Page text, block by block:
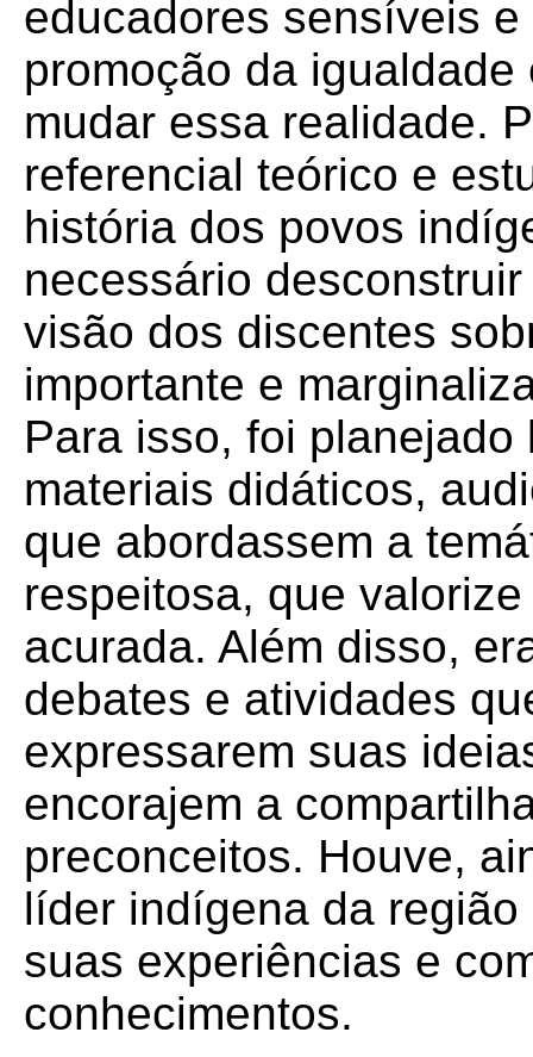
educadores sensíveis
promoção da
mudar essa realidade.
referencial teórico e
história dos povos
necessário
visão dos discentes
importante e
Para isso, foi
materiais didáticos,
que abordassem a
respeitosa, que
acurada. Além disso,
debates e atividades
expressarem suas
encorajem a
preconceitos. Houve,
líder indígena da
suas experiências e
conhecimentos.